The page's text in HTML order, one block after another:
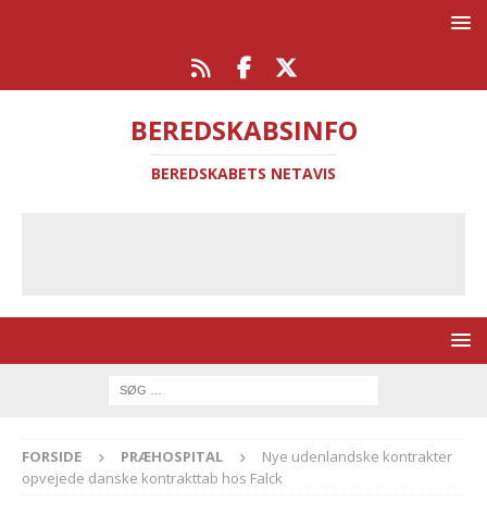
BEREDSKABSINFO
BEREDSKABETS NETAVIS
FORSIDE PRÆHOSPITAL
Nye udenlandske kontrakter
opvejede danske kontrakttab hos Falck